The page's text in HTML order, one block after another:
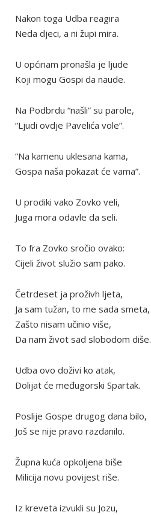
Nakon toga Udba reagira
Neda djeci, a ni župi mira.
U općinam pronašla je ljude
Koji mogu Gospi da naude.
Na Podbrdu “našli” su parole,
“Ljudi ovdje Pavelića vole”.
“Na kamenu uklesana kama,
Gospa naša pokazat će vama”.
U prodiki vako Zovko veli,
Juga mora odavle da seli.
To fra Zovko sročio ovako:
Cijeli život služio sam pako.
Četrdeset ja proživh ljeta,
Ja sam tužan, to me sada smeta,
Zašto nisam učinio više,
Da nam život sad slobodom diše.
Udba ovo doživi ko atak,
Dolijat će međugorski Spartak.
Poslije Gospe drugog dana bilo,
Još se nije pravo razdanilo.
Župna kuća opkoljena biše
Milicija novu povijest riše.
Iz kreveta izvukli su Jozu,